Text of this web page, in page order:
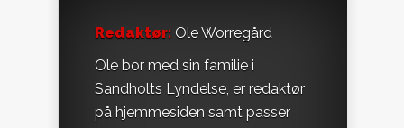
Redaktør: Ole Worregård
Ole bor med sin familie i
Sandholts Lyndelse, er redaktør
på hjemmesiden samt passer